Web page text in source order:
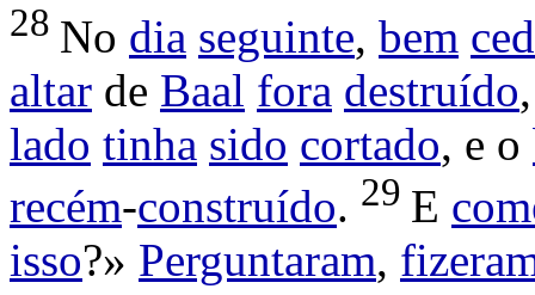
28 No dia seguinte, bem
altar de Baal fora destruído
lado tinha sido cortado, e o
recém-construído. 29 E
isso?» Perguntaram,